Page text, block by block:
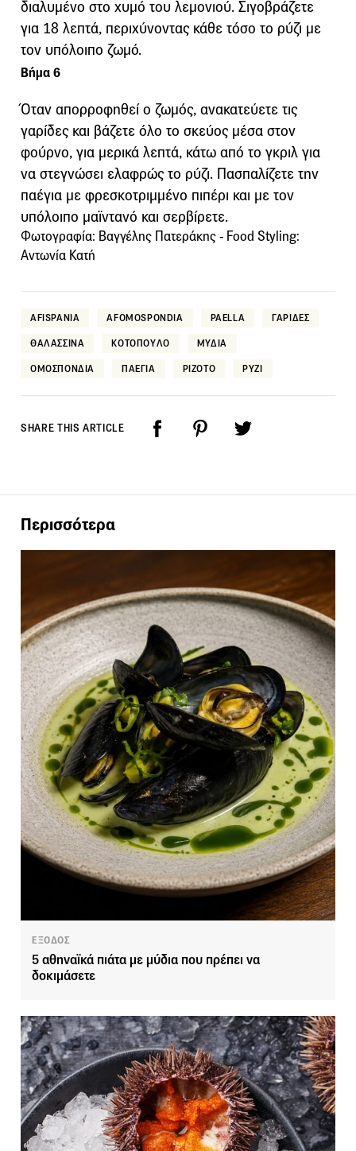
διαλυμένο στο χυμό του λεμονιού. Σιγοβράζετε
για 18 λεπτά, περιχύνοντας κάθε τόσο το ρύζι με
τον υπόλοιπο ζωμό.
Βήμα 6
Όταν απορροφηθεί ο ζωμός, ανακατεύετε τις
γαρίδες και βάζετε όλο το σκεύος μέσα στον
φούρνο, για μερικά λεπτά, κάτω από το γκριλ για
να στεγνώσει ελαφρώς το ρύζι. Πασπαλίζετε την
παέγια με φρεσκοτριμμένο πιπέρι και με τον
υπόλοιπο μαϊντανό και σερβίρετε.
Φωτογραφία: Βαγγέλης Πατεράκης - Food Styling:
Αντωνία Κατή
AFISPANIA AFOMOSPONDIA PAELLA ΓΑΡΙΔΕΣ
ΘΑΛΑΣΣΙΝΑ ΚΟΤΟΠΟΥΛΟ ΜΥΔΙΑ
ΟΜΟΣΠΟΝΔΙΑ ΠΑΕΓΙΑ ΡΙΖΟΤΟ ΡΥΖΙ
SHARE THIS ARTICLE
Περισσότερα
ΕΞΟΔΟΣ
5 αθηναϊκά πιάτα με μύδια που πρέπει να
δοκιμάσετε